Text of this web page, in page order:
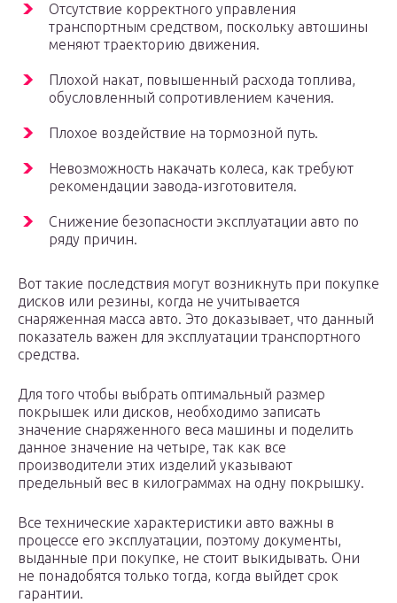
Отсутствие корректного управления
транспортным средством, поскольку автошины
меняют траекторию движения.
Плохой накат, повышенный расхода топлива,
обусловленный сопротивлением качения.
Плохое воздействие на тормозной путь.
Невозможность накачать колеса, как требуют
рекомендации завода-изготовителя.
Снижение безопасности эксплуатации авто по
ряду причин.
Вот такие последствия могут возникнуть при покупке
дисков или резины, когда не учитывается
снаряженная масса авто. Это доказывает, что данный
показатель важен для эксплуатации транспортного
средства.
Для того чтобы выбрать оптимальный размер
покрышек или дисков, необходимо записать
значение снаряженного веса машины и поделить
данное значение на четыре, так как все
производители этих изделий указывают
предельный вес в килограммах на одну покрышку.
Все технические характеристики авто важны в
процессе его эксплуатации, поэтому документы,
выданные при покупке, не стоит выкидывать. Они
не понадобятся только тогда, когда выйдет срок
гарантии.